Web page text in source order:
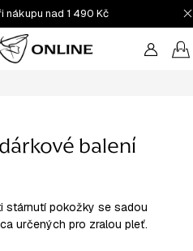
nákupu nad 1 490 Kč
balení
stárnutí pokožky se sadou
určených pro zralou pleť.